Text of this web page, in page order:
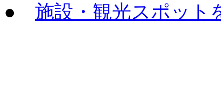
● 施設・観光スポット